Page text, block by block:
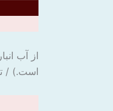
از آب
است.) /